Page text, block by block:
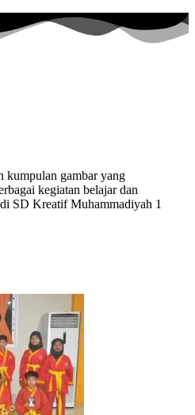
kumpulan gambar yang
kegiatan belajar dan
SD Kreatif Muhammadiyah 1